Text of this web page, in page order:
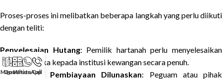
Proses-proses ini melibatkan beberapa langkah yang perlu diikuti
dengan teliti:
Penyelesaian Hutang: Pemilik hartanah perlu menyelesaikan
hutang mereka kepada institusi kewangan secara penuh.
Pengesahan Pembiayaan Dilunaskan: Peguam atau pihak
Maps
Quotation
WhatsApp
Call